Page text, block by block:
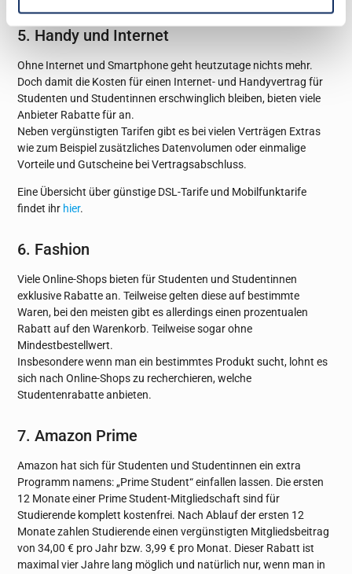
5. Handy und Internet
Ohne Internet und Smartphone geht heutzutage nichts mehr.
Doch damit die Kosten für einen Internet- und Handyvertrag für
Studenten und Studentinnen erschwinglich bleiben, bieten viele
Anbieter Rabatte für an.
Neben vergünstigten Tarifen gibt es bei vielen Verträgen Extras
wie zum Beispiel zusätzliches Datenvolumen oder einmalige
Vorteile und Gutscheine bei Vertragsabschluss.
Eine Übersicht über günstige DSL-Tarife und Mobilfunktarife
findet ihr hier.
6. Fashion
Viele Online-Shops bieten für Studenten und Studentinnen
exklusive Rabatte an. Teilweise gelten diese auf bestimmte
Waren, bei den meisten gibt es allerdings einen prozentualen
Rabatt auf den Warenkorb. Teilweise sogar ohne
Mindestbestellwert.
Insbesondere wenn man ein bestimmtes Produkt sucht, lohnt es
sich nach Online-Shops zu recherchieren, welche
Studentenrabatte anbieten.
7. Amazon Prime
Amazon hat sich für Studenten und Studentinnen ein extra
Programm namens: „Prime Student“ einfallen lassen. Die ersten
12 Monate einer Prime Student-Mitgliedschaft sind für
Studierende komplett kostenfrei. Nach Ablauf der ersten 12
Monate zahlen Studierende einen vergünstigten Mitgliedsbeitrag
von 34,00 € pro Jahr bzw. 3,99 € pro Monat. Dieser Rabatt ist
maximal vier Jahre lang möglich und natürlich nur, wenn man in